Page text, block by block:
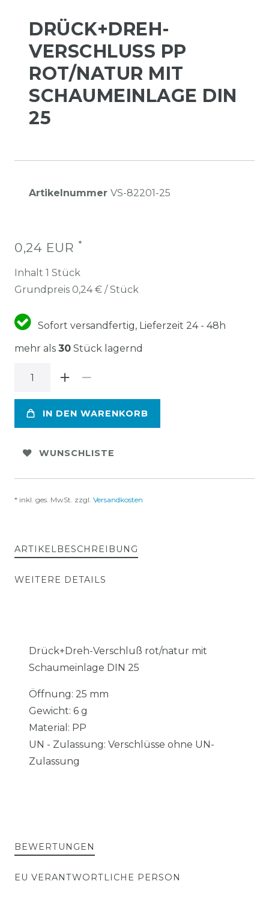
DRÜCK+DREH-
VERSCHLUSS PP
ROT/NATUR MIT
SCHAUMEINLAGE DIN
25
Artikelnummer VS-82201-25
0,24 EUR *
Inhalt 1 Stück
Grundpreis 0,24 € / Stück
Sofort versandfertig, Lieferzeit 24 - 48h
mehr als 30 Stück lagernd
IN DEN WARENKORB
WUNSCHLISTE
* inkl. ges. MwSt. zzgl. Versandkosten
ARTIKELBESCHREIBUNG
WEITERE DETAILS
Drück+Dreh-Verschluß rot/natur mit
Schaumeinlage DIN 25
Öffnung: 25 mm
Gewicht: 6 g
Material: PP
UN - Zulassung: Verschlüsse ohne UN-
Zulassung
BEWERTUNGEN
EU VERANTWORTLICHE PERSON